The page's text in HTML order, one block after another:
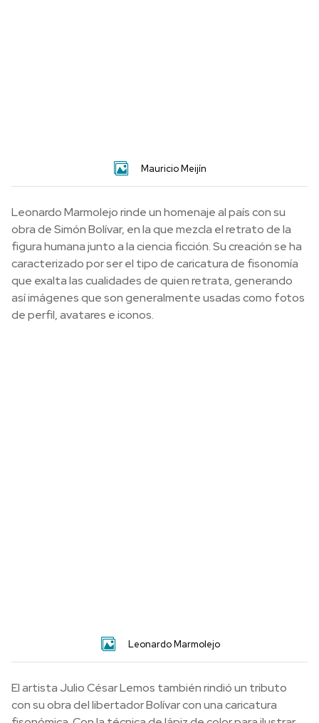
Mauricio Meijín
Leonardo Marmolejo rinde un homenaje al país con su
obra de Simón Bolívar, en la que mezcla el retrato de la
figura humana junto a la ciencia ficción. Su creación se ha
caracterizado por ser el tipo de caricatura de fisonomía
que exalta las cualidades de quien retrata, generando
así imágenes que son generalmente usadas como fotos
de perfil, avatares e iconos.
Leonardo Marmolejo
El artista Julio César Lemos también rindió un tributo
con su obra del libertador Bolívar con una caricatura